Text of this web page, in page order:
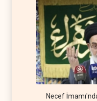
Necef